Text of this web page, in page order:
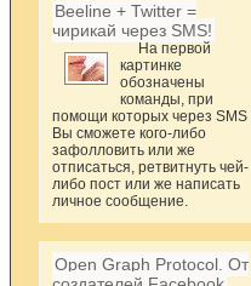
Beeline + Twitter =
чирикай через SMS!
На первой
картинке
обозначены
команды, при
помощи которых через SMS
Вы сможете кого-либо
зафолловить или же
отписаться, ретвитнуть чей-
либо пост или же написать
личное сообщение.
Open Graph Protocol. От